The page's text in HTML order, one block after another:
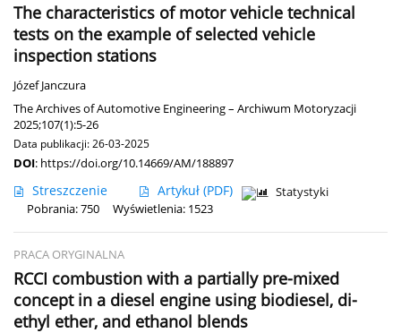
The characteristics of motor vehicle technical
tests on the example of selected vehicle
inspection stations
Józef Janczura
The Archives of Automotive Engineering – Archiwum Motoryzacji
2025;107(1):5-26
Data publikacji: 26-03-2025
DOI: https://doi.org/10.14669/AM/188897
Streszczenie Artykuł (PDF)
Statystyki
Pobrania: 750
Wyświetlenia: 1523
PRACA ORYGINALNA
RCCI combustion with a partially pre-mixed
concept in a diesel engine using biodiesel, di-
ethyl ether, and ethanol blends